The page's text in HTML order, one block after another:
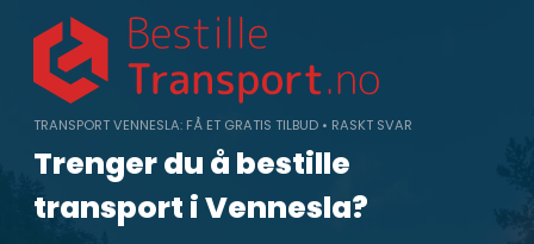
content
TRANSPORT VENNESLA: FÅ ET GRATIS TILBUD • RASKT SVAR
Trenger du å bestille
transport i Vennesla?